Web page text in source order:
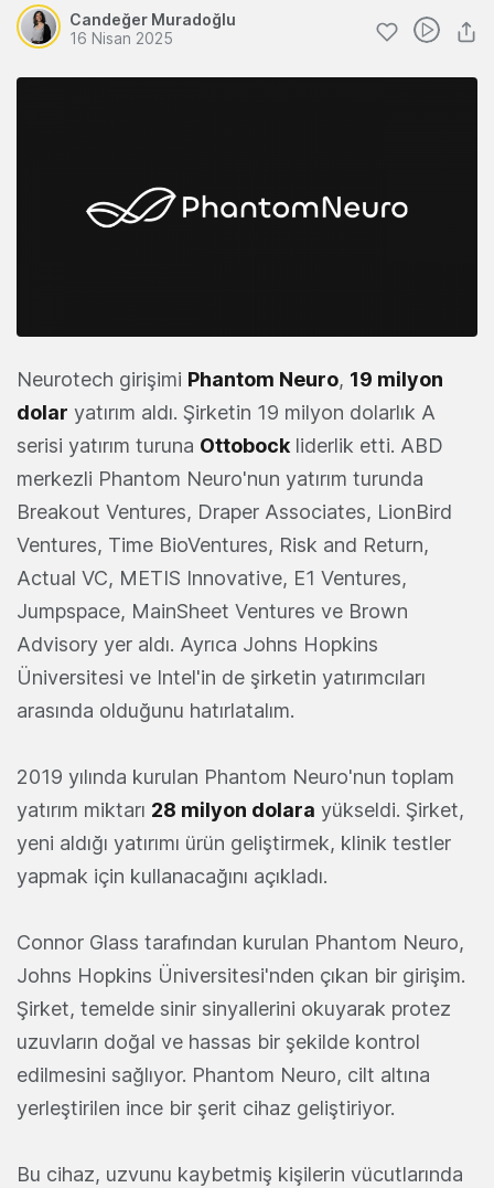
Candeğer Muradoğlu
16 Nisan 2025
Neurotech girişimi Phantom Neuro, 19 milyon
dolar yatırım aldı. Şirketin 19 milyon dolarlık A
serisi yatırım turuna Ottobock liderlik etti. ABD
merkezli Phantom Neuro'nun yatırım turunda
Breakout Ventures, Draper Associates, LionBird
Ventures, Time BioVentures, Risk and Return,
Actual VC, METIS Innovative, E1 Ventures,
Jumpspace, MainSheet Ventures ve Brown
Advisory yer aldı. Ayrıca Johns Hopkins
Üniversitesi ve Intel'in de şirketin yatırımcıları
arasında​ olduğunu hatırlatalım.
2019 yılında kurulan Phantom Neuro'nun toplam
yatırım miktarı 28 milyon dolara yükseldi. Şirket,
yeni aldığı yatırımı ürün geliştirmek, klinik testler
yapmak için kullanacağını açıkladı.
Connor Glass tarafından kurulan Phantom Neuro,
Johns Hopkins Üniversitesi'nden çıkan bir girişim.
Şirket, temelde sinir sinyallerini okuyarak protez
uzuvların doğal ve hassas bir şekilde kontrol
edilmesini sağlıyor. Phantom Neuro, cilt altına
yerleştirilen ince bir şerit cihaz geliştiriyor.
Bu cihaz, uzvunu kaybetmiş kişilerin vücutlarında